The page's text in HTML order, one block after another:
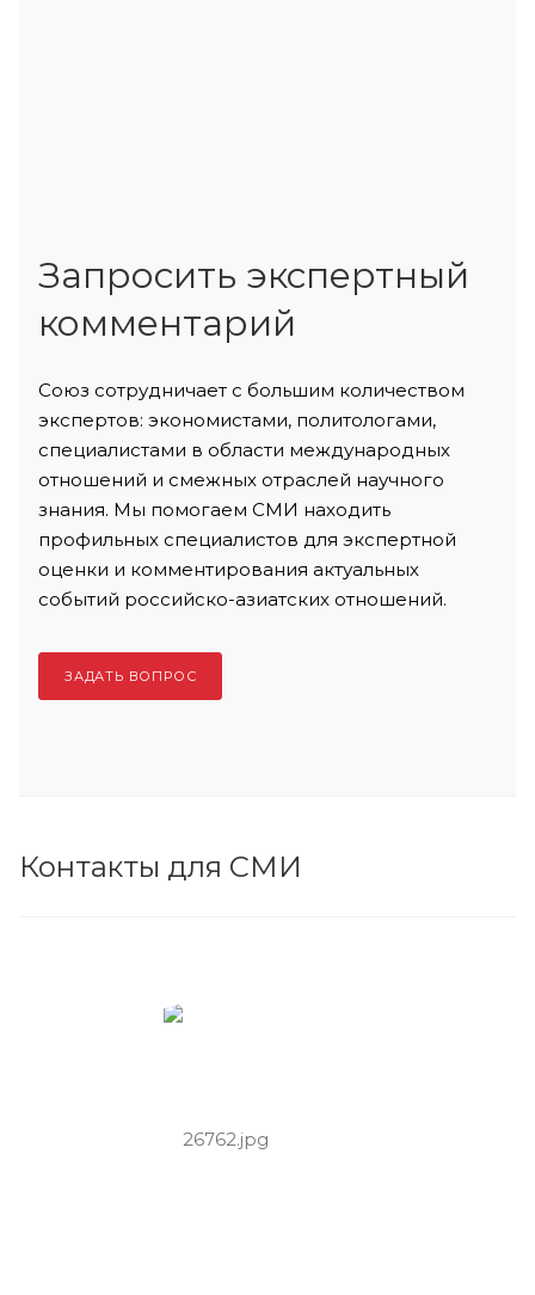
Запросить экспертный
комментарий
Союз сотрудничает с большим количеством
экспертов: экономистами, политологами,
специалистами в области международных
отношений и смежных отраслей научного
знания. Мы помогаем СМИ находить
профильных специалистов для экспертной
оценки и комментирования актуальных
событий российско-азиатских отношений.
ЗАДАТЬ ВОПРОС
Контакты для СМИ